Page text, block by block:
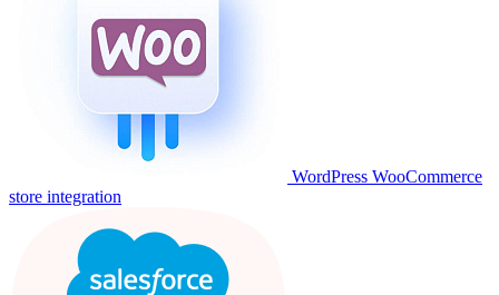
WordPress WooCommerce
store integration